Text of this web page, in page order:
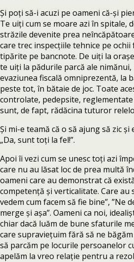
Și poți să-i acuzi pe oameni că-și
Te uiți cum se moare azi în spitale,
străzile devenite prea
care trec inspecțiile tehnice pe
tipărite pe bancnote. De uiți la
te uiți la pădurile parcă ale nimănui,
evaziunea fiscală omniprezentă, la
peste tot, în bătaie de joc. Toate
controlate, pedepsite, reglementate
sunt, de fapt, rădăcina tuturor
Și mi-e teamă că o să ajung să zic și
„Da, sunt toți la fel!”.
Apoi îi vezi cum se unesc toți azi
care nu au lăsat loc de prea multă
oameni care au demonstrat că
competență și verticalitate. Care au
vedem cum facem să fie bine”, ”Ne
merge și așa”. Oameni ca noi,
chiar dacă luăm de bune sfaturile
care supraviețuim fără să ne
să parcăm pe locurile persoanelor
apelăm la vreo relație pentru a